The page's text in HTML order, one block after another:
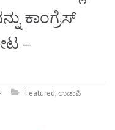
ಕಾಂಗ್ರೆಸ್
–
Featured,ಉಡುಪಿ